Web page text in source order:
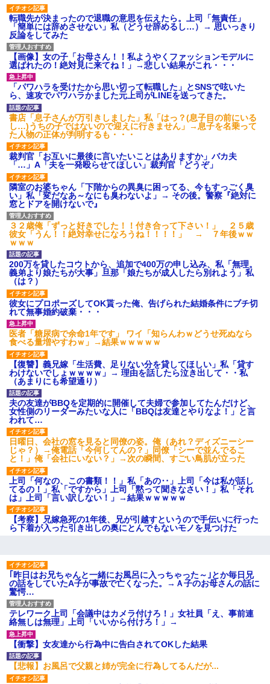
手に？」→昔から続く兄だけ特
別扱いに限界がきて…
私「妊娠しました」義兄嫁
「その子は私が育てる！」→義
妹の子を育ててきた私にまさか
の要求をしてきて…
下に住み始めた住民の頭がお
かしい。朝3時から部屋に掃除機
をかける音が響く・・・
辛い物が苦手な彼女。「家の
カレーはどうしてるの？」と聞
いたら、冷めてしまう返事が...
旦那「一緒に夕飯を食べた
い」私「早く帰ってきてくれる
の？」旦那「そうじゃないん
だ」→続いた言葉に思わず絶句
して…
レースクイーンをしていた姉
が『ZARDの坂井』についてこう
言っていた
ハードオフに売っていた4万
4000円のフィギュアがヤバすぎ
るｗｗｗｗｗｗ「こんな高い
の？ｗｗ」「逆に超安い」
私「ちょっと、人の家の金庫
触らないでよ！」キチママ『そ
こに金庫があったから、開けて
みようとしただけ☆』義兄「泥
は出てけ！二度と来るな！」結
果・・・
私「初めて飲む味だけどなん
のお茶？」彼「ちっ！」私「」
【GIF】JSのカンチョーワロ
タ
後続車にクラクションを鳴ら
され彼氏が逆切れ。「何クラク
ション鳴らしてんだ！降りてこ
いよ！」と怒鳴りだし...
【衝撃】報酬100万円超の治験
募集がこちらｗｗｗｗｗ(※画像
あり)
【ネット騒然】惨殺されたタ
ワマン頂き女子のこの動画、す
げえええええｗｗｗｗｗｗｗｗ
ｗｗｗ
【愕然】白のクラウン俺氏、
高速道路左車線を制限速度で走
った結果wwwwwwwwwwww
百年の恋12-899 食べた量を
張り合ってくる
【悲報】佐藤輝明・・・２軍
でも盛大にやらかす←あまり悲
しませないでくれ
ミミズ集め足の上に石を落とし
たそうな
った。おかしいと思うのは私だ
け？
ー』 ← こいつらのタチ悪い率は
異常
【衝撃】京大病院で正常な脳
組織を誤摘出された50代女性、
手足も動かせず自発呼吸もでき
ない重篤状態に…「意識はあ
間拒否の末、離婚を決意した理
由が切なすぎるｗｗｗｗ
みたよ
転職先が決まったので退職の意思を伝えたら。上司「無責任」
「簡単には辞めさせない」私（どうせ辞めるし…）→ 思いっきり
反論をしてみた
【画像】女の子「お母さん！！私ようやくファッションモデルに
選ばれたの！絶対見に来てね！」→悲しい結果がこれ・・・
「パワハラを受けたから思い切って転職した」とSNSで呟いた
ら、速攻でパワハラかました元上司がLINEを送ってきた。
書店「息子さんが万引きしました」私「はっ？(息子目の前にいる
し…)うちの子ではないので迎えに行きません」→息子を名乗って
た人物の正体が判明するも・・・
裁判官「お互いに最後に言いたいことはありますか」バカ夫
「…」A「夫を一発殴らせてほしい」裁判官「どうぞ」
隣室のお婆ちゃん「下階からの異臭に困ってる、今もすっごく臭
い」私「変だなあ～なにも臭わないよ」→ その後。警察『絶対に
窓とドアを開けないで』
３２歳俺「ずっと好きでした！！付き合って下さい！」 ２５歳
彼女「うん！！絶対幸せになろうね！！！！」 → ７年後ｗｗ
ｗｗｗ
200万を貸したコウトから、追加で400万の申し込み、私「無理。
義弟より娘たちが大事」旦那「娘たちが成人したら別れよう」私
（は？）
彼女にプロポーズしてOK貰った俺、告げられた結婚条件にブチ切
れて無事婚約破棄・・・
医者「糖尿病で余命1年です」 ワイ「知らんわｗどうせ死ぬなら
食べる量増やすわｗ」→結果ｗｗｗｗｗ
【復讐】義兄嫁「生活費、足りない分を貸してほしい」私「貸す
わけないでしょｗｗｗｗ」→ 理由を話したら泣き出して・・私
（あまりにも希望通り）
夫の友達がBBQを定期的に開催して夫婦で参加してたんだけど、
女性側のリーダーみたいな人に「BBQは友達とやりなよ！」と言
われて…
日曜日、会社の窓を見ると同僚の姿。俺（あれ？ディズニーシー
じゃ？）→俺電話「今何してんの？」同僚「シーで並んでるこ
と！」俺「会社にいない？」→次の瞬間、すごい鳥肌が立った
上司「何なの、この書類！！」私「あの‥」上司「今は私が話し
てるの！」私「ですから」上司「黙って聞きなさい！」私「それ
は」上司「言い訳しない！」→結果ｗｗｗｗｗ
【考察】兄嫁急死の1年後、兄が引越すというので手伝いに行った
ら下着が入った引き出しの奥にとんでもないモノを見つけた
｢昨日はお兄ちゃんと一緒にお風呂に入っちゃった～｣とか毎日兄
の話をしていたA子が事故で亡くなった。→Ａ子のお母さんの話に
驚愕…
テレワーク上司「会議中はカメラ付けろ！」女社員「え、事前連
絡無しは無理」上司「いいから付けろ！」→
【衝撃】女友達から行為中に告白されてOKした結果
【悲報】お風呂で父親と姉が完全に行為してるんだが...